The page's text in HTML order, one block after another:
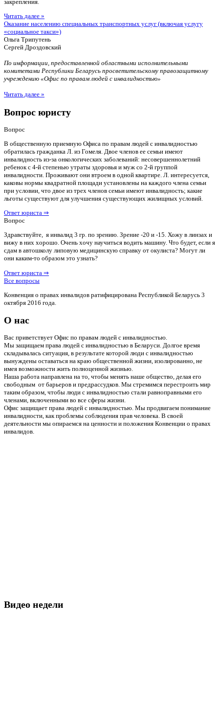
закрепления.
Читать далее »
Оказание населению специальных транспортных услуг (включая услугу
«социальное такси»)
Ольга Трипутень
Сергей Дроздовский
По информации, предоставленной областными исполнительными
комитетами Республики Беларусь просветительскому правозащитному
учреждению «Офис по правам людей с инвалидностью»
Читать далее »
Вопрос юристу
Вопрос
В общественную приемную Офиса по правам людей с инвалидностью
обратилась гражданка Л. из Гомеля. Двое членов ее семьи имеют
инвалидность из-за онкологических заболеваний: несовершеннолетний
ребенок с 4-й степенью утраты здоровья и муж со 2-й группой
инвалидности. Проживают они втроем в одной квартире. Л. интересуется,
каковы нормы квадратной площади установлены на каждого члена семьи
при условии, что двое из трех членов семьи имеют инвалидность; какие
льготы существуют для улучшения существующих жилищных условий.
Ответ юриста ⇒
Вопрос
Здравствуйте, я инвалид 3 гр. по зрению. Зрение -20 и -15. Хожу в линзах и
вижу в них хорошо. Очень хочу научиться водить машину. Что будет, если я
сдам в автошколу липовую медицинскую справку от окулиста? Могут ли
они каким-то образом это узнать?
Ответ юриста ⇒
Все вопросы
Конвенция о правах инвалидов ратифицирована Республикой Беларусь 3
октября 2016 года.
О нас
Вас приветствует Офис по правам людей с инвалидностью.
Мы защищаем права людей с инвалидностью в Беларуси. Долгое время
складывалась ситуация, в результате которой люди с инвалидностью
вынуждены оставаться на краю общественной жизни, изолированно, не
имея возможности жить полноценной жизнью.
Наша работа направлена на то, чтобы менять наше общество, делая его
свободным от барьеров и предрассудков. Мы стремимся перестроить мир
таким образом, чтобы люди с инвалидностью стали равноправными его
членами, включенными во все сферы жизни.
Офис защищает права людей с инвалидностью. Мы продвигаем понимание
инвалидности, как проблемы соблюдения прав человека. В своей
деятельности мы опираемся на ценности и положения Конвенции о правах
инвалидов.
Видео недели